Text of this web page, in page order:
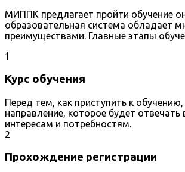
МИППК предлагает пройти обучение
образовательная система обладает
преимуществами. Главные этапы
1
Курс обучения
Перед тем, как приступить к
направление, которое будет
интересам и потребностям.
2
Прохождение регистрации